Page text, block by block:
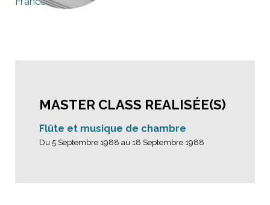
MASTER CLASS REALISÉE(S)
Flûte et musique de chambre
Du 5 Septembre 1988 au 18 Septembre 1988